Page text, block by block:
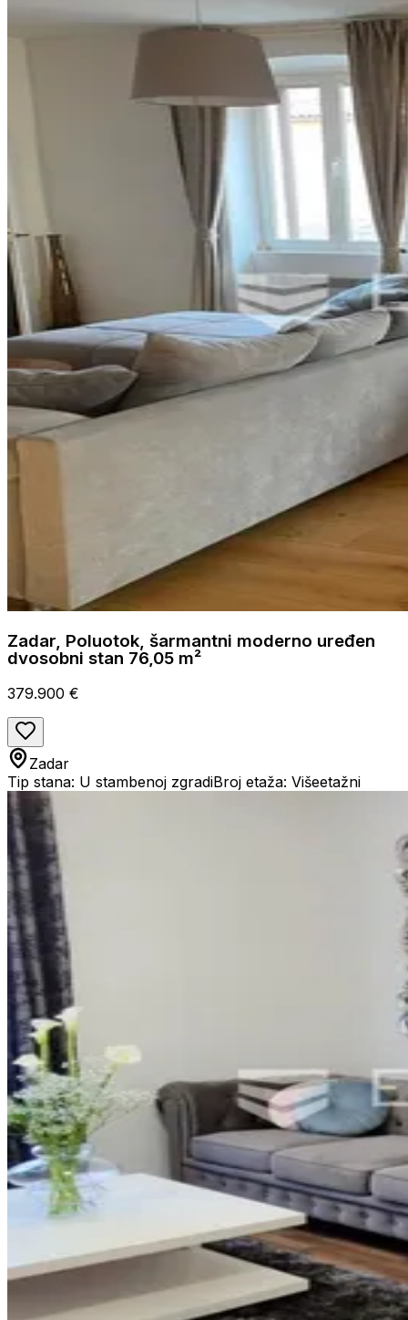
Zadar, Poluotok, šarmantni moderno uređen
dvosobni stan 76,05 m²
379.900 €
Zadar
Tip stana: U stambenoj zgradiBroj etaža: Višeetažni